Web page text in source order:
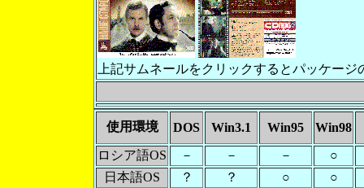
上記サムネールをクリックするとパッケー
使用環境 DOS Win3.1 Win95
Win98
ロシア語OS
－ － －
○
日本語OS
？ ？ ○
○